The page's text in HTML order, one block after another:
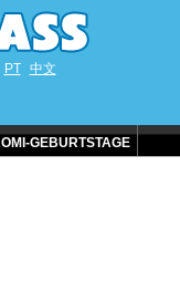
PT 中文
GEBURTSTAGE